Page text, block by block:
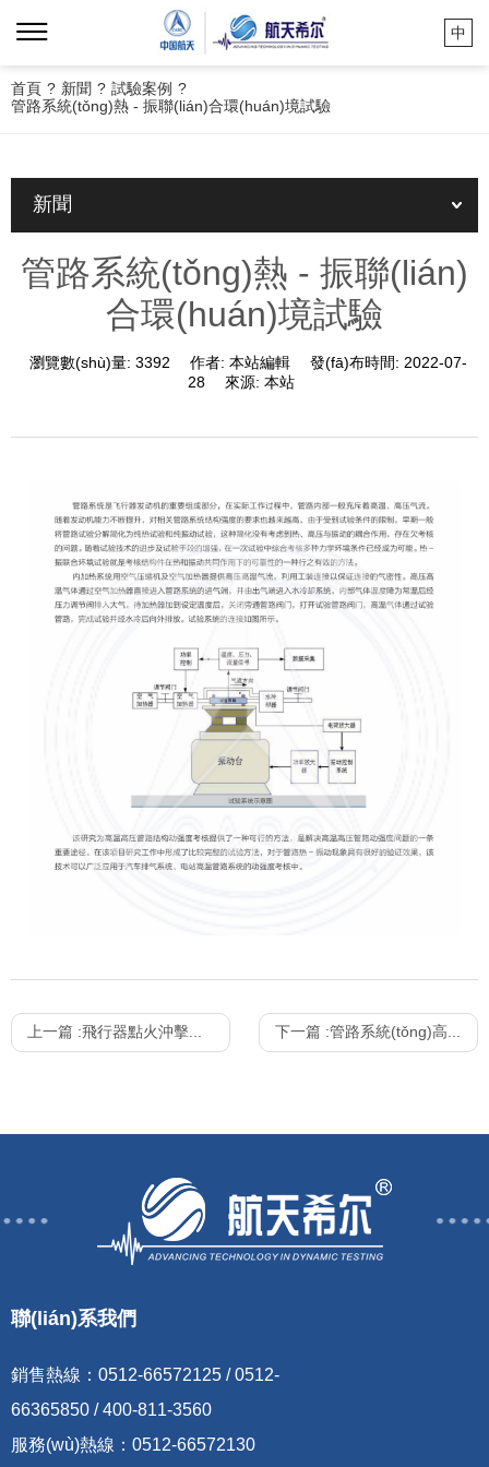
中
首頁 ? 新聞 ? 試驗案例 ?
管路系統(tǒng)熱 - 振聯(lián)合環(huán)境試驗
新聞
管路系統(tǒng)熱 - 振聯(lián)
合環(huán)境試驗
瀏覽數(shù)量: 3392 作者: 本站編輯 發(fā)布時間: 2022-07-
28
來源: 本站
上一篇 :飛行器點火沖擊模擬試驗 下一篇 :管路系統(tǒng)高溫 - 內(nèi)壓 - 振動復(fù)合載荷試驗
聯(lián)系我們
銷售熱線： 0512-66572125 / 0512-
66365850 / 400-811-3560
服務(wù)熱線： 0512-66572130